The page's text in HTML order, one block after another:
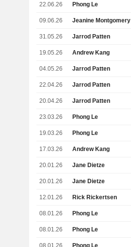
22.06.26 Phong Le
09.06.26 Jeanine Montgomery
31.05.26 Jarrod Patten
19.05.26 Andrew Kang
04.05.26 Jarrod Patten
22.04.26 Jarrod Patten
20.04.26 Jarrod Patten
23.03.26 Phong Le
19.03.26 Phong Le
17.03.26 Andrew Kang
20.01.26 Jane Dietze
20.01.26 Jane Dietze
12.01.26 Rick Rickertsen
08.01.26 Phong Le
08.01.26 Phong Le
08.01.26 Phong Le